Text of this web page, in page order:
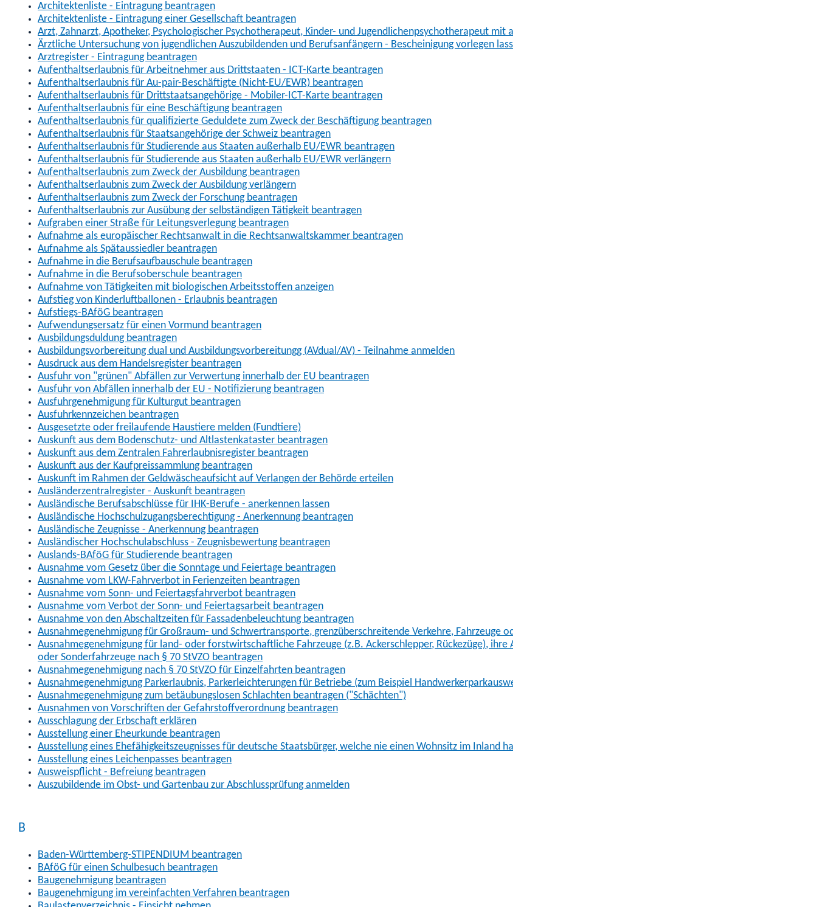
Architektenliste - Eintragung beantragen
Architektenliste - Eintragung einer Gesellschaft beantragen
Arzt, Zahnarzt, Apotheker, Psychologischer Psychotherapeut, Kinder- und Jugendlichenpsychotherapeut mit ausländischer Berufsausbildung – Approbation beantragen
Ärztliche Untersuchung von jugendlichen Auszubildenden und Berufsanfängern - Bescheinigung vorlegen lassen
Arztregister - Eintragung beantragen
Aufenthaltserlaubnis für Arbeitnehmer aus Drittstaaten - ICT-Karte beantragen
Aufenthaltserlaubnis für Au-pair-Beschäftigte (Nicht-EU/EWR) beantragen
Aufenthaltserlaubnis für Drittstaatsangehörige - Mobiler-ICT-Karte beantragen
Aufenthaltserlaubnis für eine Beschäftigung beantragen
Aufenthaltserlaubnis für qualifizierte Geduldete zum Zweck der Beschäftigung beantragen
Aufenthaltserlaubnis für Staatsangehörige der Schweiz beantragen
Aufenthaltserlaubnis für Studierende aus Staaten außerhalb EU/EWR beantragen
Aufenthaltserlaubnis für Studierende aus Staaten außerhalb EU/EWR verlängern
Aufenthaltserlaubnis zum Zweck der Ausbildung beantragen
Aufenthaltserlaubnis zum Zweck der Ausbildung verlängern
Aufenthaltserlaubnis zum Zweck der Forschung beantragen
Aufenthaltserlaubnis zur Ausübung der selbständigen Tätigkeit beantragen
Aufgraben einer Straße für Leitungsverlegung beantragen
Aufnahme als europäischer Rechtsanwalt in die Rechtsanwaltskammer beantragen
Aufnahme als Spätaussiedler beantragen
Aufnahme in die Berufsaufbauschule beantragen
Aufnahme in die Berufsoberschule beantragen
Aufnahme von Tätigkeiten mit biologischen Arbeitsstoffen anzeigen
Aufstieg von Kinderluftballonen - Erlaubnis beantragen
Aufstiegs-BAföG beantragen
Aufwendungsersatz für einen Vormund beantragen
Ausbildungsduldung beantragen
Ausbildungsvorbereitung dual und Ausbildungsvorbereitungg (AVdual/AV) - Teilnahme anmelden
Ausdruck aus dem Handelsregister beantragen
Ausfuhr von "grünen" Abfällen zur Verwertung innerhalb der EU beantragen
Ausfuhr von Abfällen innerhalb der EU - Notifizierung beantragen
Ausfuhrgenehmigung für Kulturgut beantragen
Ausfuhrkennzeichen beantragen
Ausgesetzte oder freilaufende Haustiere melden (Fundtiere)
Auskunft aus dem Bodenschutz- und Altlastenkataster beantragen
Auskunft aus dem Zentralen Fahrerlaubnisregister beantragen
Auskunft aus der Kaufpreissammlung beantragen
Auskunft im Rahmen der Geldwäscheaufsicht auf Verlangen der Behörde erteilen
Ausländerzentralregister - Auskunft beantragen
Ausländische Berufsabschlüsse für IHK-Berufe - anerkennen lassen
Ausländische Hochschulzugangsberechtigung - Anerkennung beantragen
Ausländische Zeugnisse - Anerkennung beantragen
Ausländischer Hochschulabschluss - Zeugnisbewertung beantragen
Auslands-BAföG für Studierende beantragen
Ausnahme vom Gesetz über die Sonntage und Feiertage beantragen
Ausnahme vom LKW-Fahrverbot in Ferienzeiten beantragen
Ausnahme vom Sonn- und Feiertagsfahrverbot beantragen
Ausnahme vom Verbot der Sonn- und Feiertagsarbeit beantragen
Ausnahme von den Abschaltzeiten für Fassadenbeleuchtung beantragen
Ausnahmegenehmigung für Großraum- und Schwertransporte, grenzüberschreitende Verkehre, Fahrzeuge oder Fahrzeugkombinationen nach § 70 StVZO beantragen
Ausnahmegenehmigung für land- oder forstwirtschaftliche Fahrzeuge (z.B. Ackerschlepper, Rückezüge), ihre Anhänger, Arbeitsmaschinen (z.B. Gabelstapler, Mähdrescher)
oder Sonderfahrzeuge nach § 70 StVZO beantragen
Ausnahmegenehmigung nach § 70 StVZO für Einzelfahrten beantragen
Ausnahmegenehmigung Parkerlaubnis, Parkerleichterungen für Betriebe (zum Beispiel Handwerkerparkausweis)
Ausnahmegenehmigung zum betäubungslosen Schlachten beantragen ("Schächten")
Ausnahmen von Vorschriften der Gefahrstoffverordnung beantragen
Ausschlagung der Erbschaft erklären
Ausstellung einer Eheurkunde beantragen
Ausstellung eines Ehefähigkeitszeugnisses für deutsche Staatsbürger, welche nie einen Wohnsitz im Inland hatten
Ausstellung eines Leichenpasses beantragen
Ausweispflicht - Befreiung beantragen
Auszubildende im Obst- und Gartenbau zur Abschlussprüfung anmelden
B
Baden-Württemberg-STIPENDIUM beantragen
BAföG für einen Schulbesuch beantragen
Baugenehmigung beantragen
Baugenehmigung im vereinfachten Verfahren beantragen